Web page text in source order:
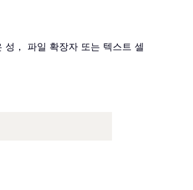
， 파일 확장자 또는 텍스트 셀